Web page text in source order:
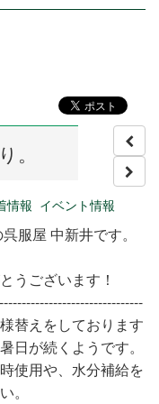
。
情報 イベント情報
服屋 中新井です。
うございます！
替えをしております
日が続くようです。
使用や、水分補給を
。